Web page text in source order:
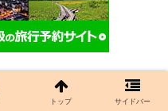
トップ サイドバー